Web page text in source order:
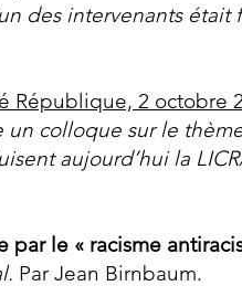
des intervenants
République, 2 octobre
colloque sur le
aujourd’hui la
par le « racisme
Par Jean Birnbaum.